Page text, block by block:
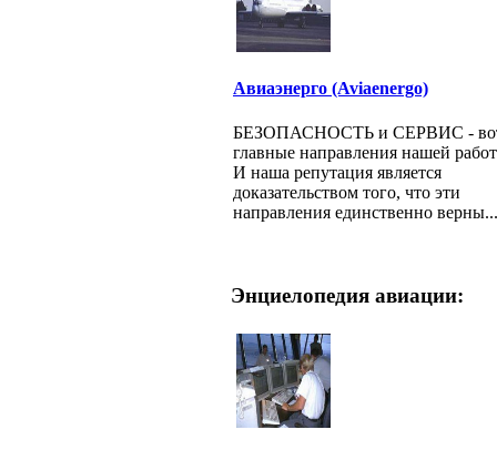
Авиаэнерго (Aviaenergo)
БЕЗОПАСНОСТЬ и СЕРВИС -
главные направления нашей
И наша репутация является
доказательством того, что эти
направления единственно верны...
Энциелопедия авиации: